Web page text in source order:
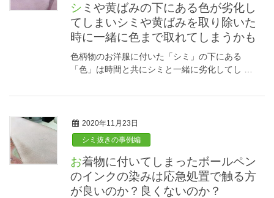
シミや黄ばみの下にある色が劣化し
てしまいシミや黄ばみを取り除いた
時に一緒に色まで取れてしまうかも
色柄物のお洋服に付いた「シミ」の下にある
「色」は時間と共にシミと一緒に劣化してし …
2020年11月23日
シミ抜きの事例編
お着物に付いてしまったボールペン
のインクの染みは応急処置で触る方
が良いのか？良くないのか？